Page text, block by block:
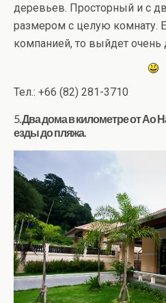
деревьев. Просторный и с
размером с целую комнату.
компанией, то выйдет
Тел.: +66 (82) 281-3710
5. Два дома в километре от Ао
езды до пляжа.